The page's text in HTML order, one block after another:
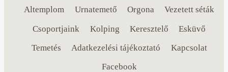
Altemplom Urnatemető Orgona
Vezetett séták
Csoportjaink
Kolping Keresztelő
Esküvő
Temetés
Adatkezelési tájékoztató
Kapcsolat
Facebook